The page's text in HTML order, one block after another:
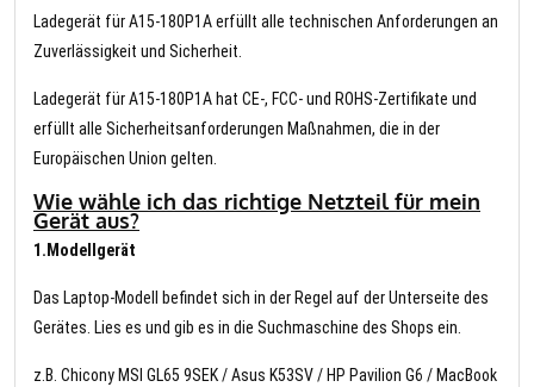
Ladegerät für A15-180P1A erfüllt alle technischen Anforderungen an
Zuverlässigkeit und Sicherheit.
Ladegerät für A15-180P1A hat CE-, FCC- und ROHS-Zertifikate und
erfüllt alle Sicherheitsanforderungen Maßnahmen, die in der
Europäischen Union gelten.
Wie wähle ich das richtige Netzteil für mein
Gerät aus?
1.Modellgerät
Das Laptop-Modell befindet sich in der Regel auf der Unterseite des
Gerätes. Lies es und gib es in die Suchmaschine des Shops ein.
z.B. Chicony MSI GL65 9SEK / Asus K53SV / HP Pavilion G6 / MacBook